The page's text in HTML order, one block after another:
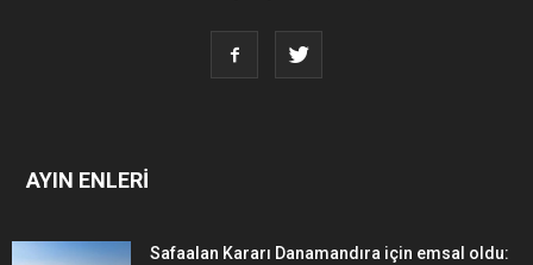
AYIN ENLERİ
Safaalan Kararı Danamandıra için emsal oldu: